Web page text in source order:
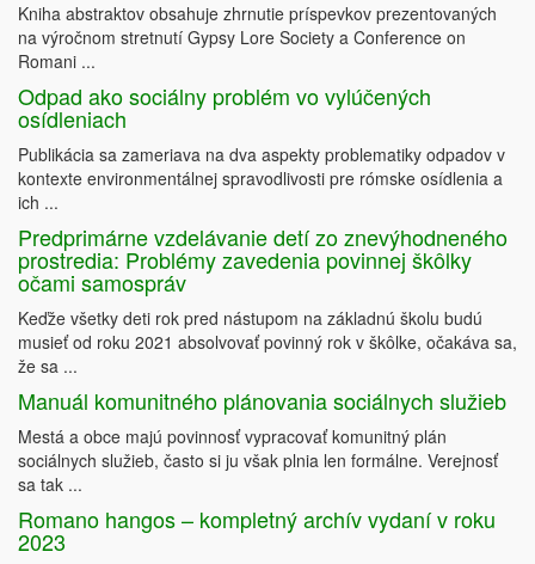
Kniha abstraktov obsahuje zhrnutie príspevkov prezentovaných
na výročnom stretnutí Gypsy Lore Society a Conference on
Romani ...
Odpad ako sociálny problém vo vylúčených
osídleniach
Publikácia sa zameriava na dva aspekty problematiky odpadov v
kontexte environmentálnej spravodlivosti pre rómske osídlenia a
ich ...
Predprimárne vzdelávanie detí zo znevýhodneného
prostredia: Problémy zavedenia povinnej škôlky
očami samospráv
Keďže všetky deti rok pred nástupom na základnú školu budú
musieť od roku 2021 absolvovať povinný rok v škôlke, očakáva sa,
že sa ...
Manuál komunitného plánovania sociálnych služieb
Mestá a obce majú povinnosť vypracovať komunitný plán
sociálnych služieb, často si ju však plnia len formálne. Verejnosť
sa tak ...
Romano hangos – kompletný archív vydaní v roku
2023